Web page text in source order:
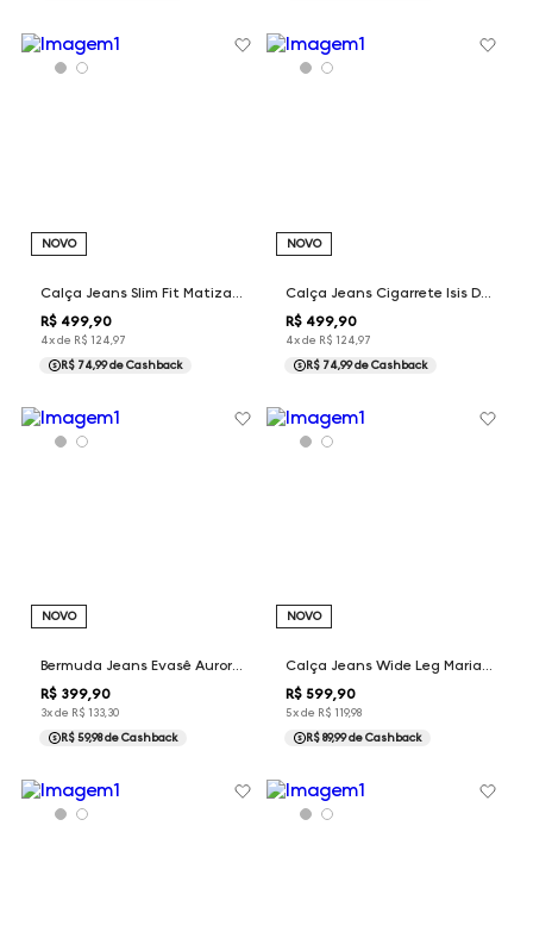
R$ 499 90
4x de R$ 124 97
NOVO
R$ 74,99de Cashback
R$ 499 90
4x de R$ 124 97
NOVO
R$ 74,99de Cashback
Bermuda Jeans Evasê Aurora Dudalina Feminina
R$ 399,90
3x de R$ 133,30
NOVO
R$ 59,98de Cashback
Calça Jeans Wide Leg Maria Dudalina Feminina
R$ 599,90
5x de R$ 119,98
NOVO
R$ 89,99de Cashback